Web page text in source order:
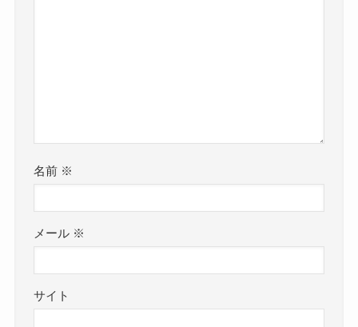
名前 ※
メール ※
サイト